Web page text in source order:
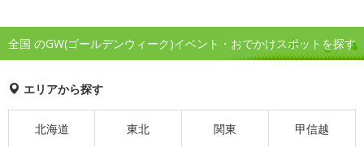
全国 のGW(ゴールデンウィーク)イベント・おでかけスポットを探す
エリアから探す
北海道 東北 関東 甲信越